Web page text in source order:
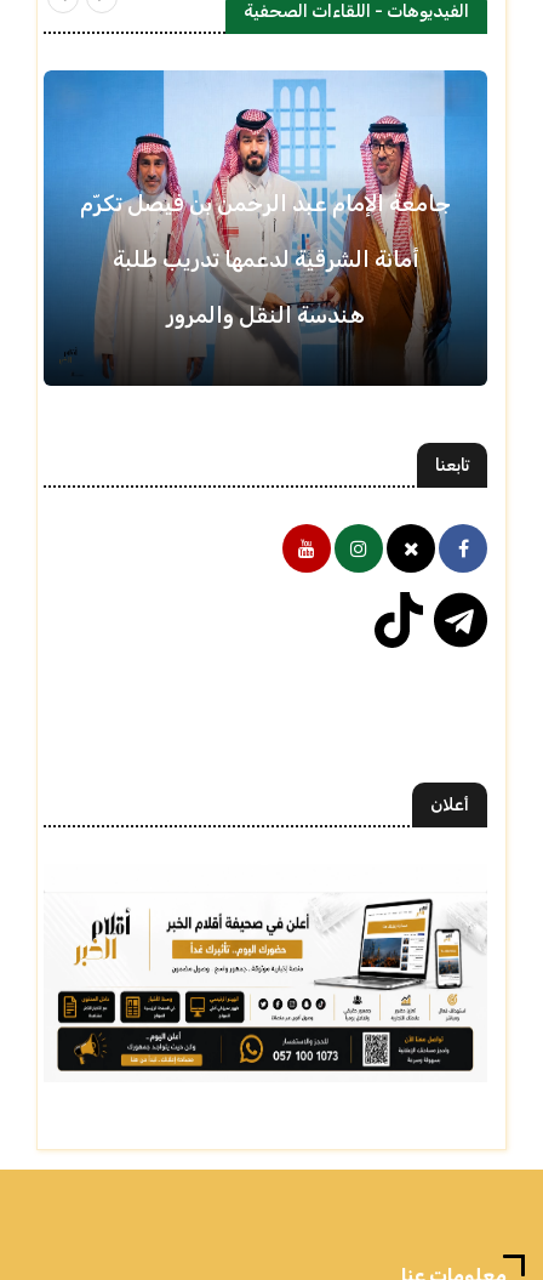
الفيديوهات - اللقاءات الصحفية
جامعة الإمام عبد الرحمن بن فيصل تكرّم
أمانة الشرقية لدعمها تدريب طلبة
هندسة النقل والمرور
تابعنا
أعلان